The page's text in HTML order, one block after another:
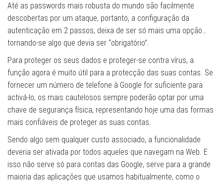
Até as passwords mais robusta do mundo são facilmente
descobertas por um ataque, portanto, a configuração da
autenticação em 2 passos, deixa de ser só mais uma opção…
tornando-se algo que devia ser “obrigatório”.
Para proteger os seus dados e proteger-se contra vírus, a
função agora é muito útil para a protecção das suas contas. Se
fornecer um número de telefone à Google for suficiente para
activá-lo, os mais cautelosos sempre poderão optar por uma
chave de segurança física, representando hoje uma das formas
mais confiáveis ​​de proteger as suas contas.
Sendo algo sem qualquer custo associado, a funcionalidade
deveria ser ativada por todos aqueles que navegam na Web. E
isso não serve só para contas das Google, serve para a grande
maioria das aplicações que usamos habitualmente, como o